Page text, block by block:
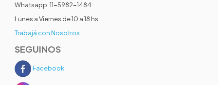
Whatsapp: 11-5982-1484
Lunes a Viernes de 10 a 18 hs.
Trabajá con Nosotros
SEGUINOS
Facebook